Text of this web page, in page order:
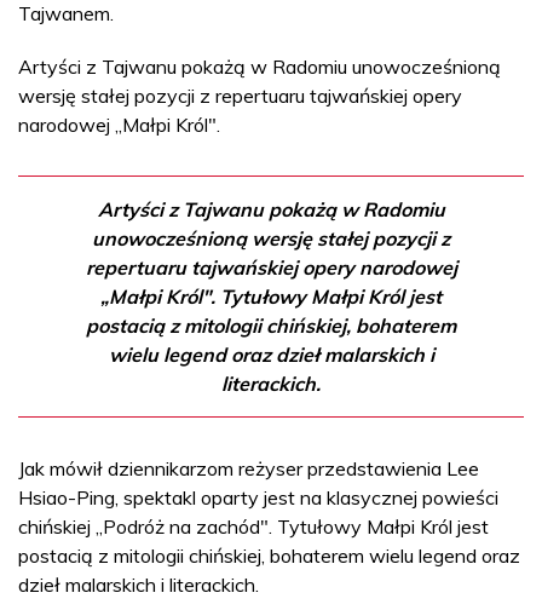
Tajwanem.
Artyści z Tajwanu pokażą w Radomiu unowocześnioną
wersję stałej pozycji z repertuaru tajwańskiej opery
narodowej „Małpi Król".
Artyści z Tajwanu pokażą w Radomiu
unowocześnioną wersję stałej pozycji z
repertuaru tajwańskiej opery narodowej
„Małpi Król". Tytułowy Małpi Król jest
postacią z mitologii chińskiej, bohaterem
wielu legend oraz dzieł malarskich i
literackich.
Jak mówił dziennikarzom reżyser przedstawienia Lee
Hsiao-Ping, spektakl oparty jest na klasycznej powieści
chińskiej „Podróż na zachód". Tytułowy Małpi Król jest
postacią z mitologii chińskiej, bohaterem wielu legend oraz
dzieł malarskich i literackich.